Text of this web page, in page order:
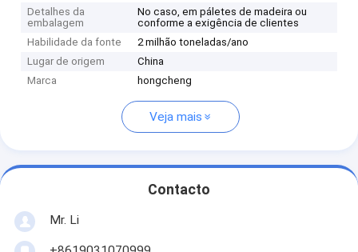
Detalhes da
embalagem
No caso, em páletes de madeira ou
conforme a exigência de clientes
Habilidade da fonte
2 milhão toneladas/ano
Lugar de origem
China
Marca
hongcheng
Veja mais
Contacto
Mr. Li